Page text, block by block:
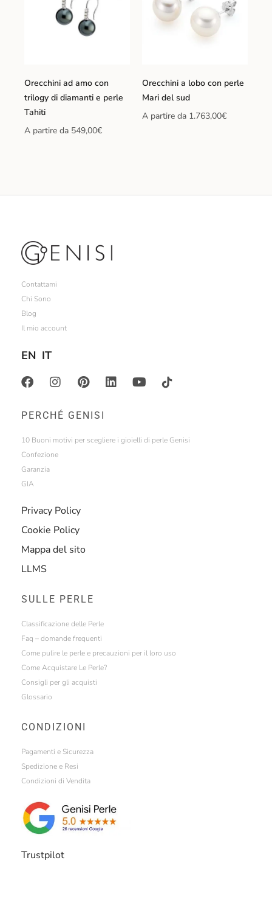
Orecchini ad amo con
trilogy di diamanti e perle
Tahiti
A partire da 549,00€
Orecchini a lobo con perle
Mari del sud
A partire da 1.763,00€
Contattami
Chi Sono
Blog
Il mio account
EN IT
PERCHÉ GENISI
10 Buoni motivi per scegliere i gioielli di perle Genisi
Confezione
Garanzia
GIA
Privacy Policy
Cookie Policy
Mappa del sito
LLMS
SULLE PERLE
Classificazione delle Perle
Faq – domande frequenti
Come pulire le perle e precauzioni per il loro uso
Come Acquistare Le Perle?
Consigli per gli acquisti
Glossario
CONDIZIONI
Pagamenti e Sicurezza
Spedizione e Resi
Condizioni di Vendita
Trustpilot